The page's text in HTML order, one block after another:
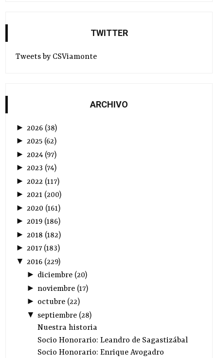
TWITTER
Tweets by CSViamonte
ARCHIVO
► 2026 (38)
►2025 (62)
► 2024 (97)
►2023 (74)
► 2022 (117)
►2021 (200)
► 2020 (161)
►2019 (186)
► 2018 (182)
►2017(183)
▼ 2016 (229)
► diciembre(20)
► noviembre(17)
► octubre(22)
▼ septiembre(28)
Nuestra historia
Socio Honorario: Leandro de Sagastizábal
Socio Honorario: Enrique Avogadro